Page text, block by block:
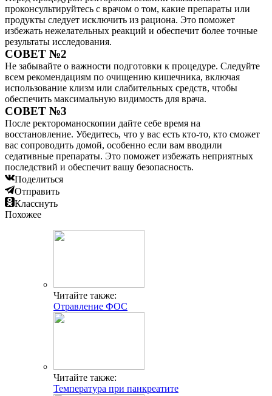
проконсультируйтесь с врачом о том, какие препараты или
продукты следует исключить из рациона. Это поможет
избежать нежелательных реакций и обеспечит более точные
результаты исследования.
СОВЕТ №2
Не забывайте о важности подготовки к процедуре. Следуйте
всем рекомендациям по очищению кишечника, включая
использование клизм или слабительных средств, чтобы
обеспечить максимальную видимость для врача.
СОВЕТ №3
После ректороманоскопии дайте себе время на
восстановление. Убедитесь, что у вас есть кто-то, кто сможет
вас сопроводить домой, особенно если вам вводили
седативные препараты. Это поможет избежать неприятных
последствий и обеспечит вашу безопасность.
Поделиться
Отправить
Класснуть
Похожее
Читайте также:
Отравление ФОС
Читайте также:
Температура при панкреатите